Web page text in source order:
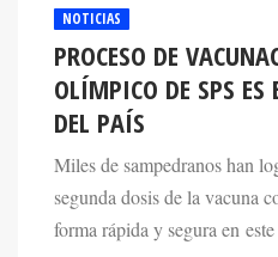
PROCESO DE
OLÍMPICO DE SPS ES
DEL PAÍS
Miles de sampedranos han
segunda dosis de la vacuna
forma rápida y segura en este